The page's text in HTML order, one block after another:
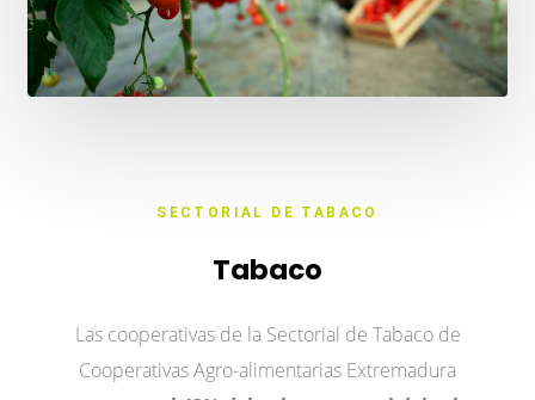
SECTORIAL DE TABACO
Tabaco
Las cooperativas de la Sectorial de Tabaco de
Cooperativas Agro-alimentarias Extremadura